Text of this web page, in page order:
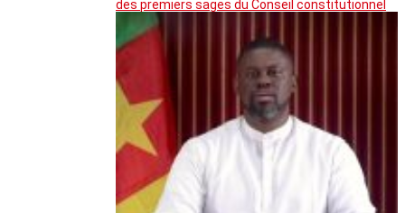
des premiers sages du Conseil constitutionnel